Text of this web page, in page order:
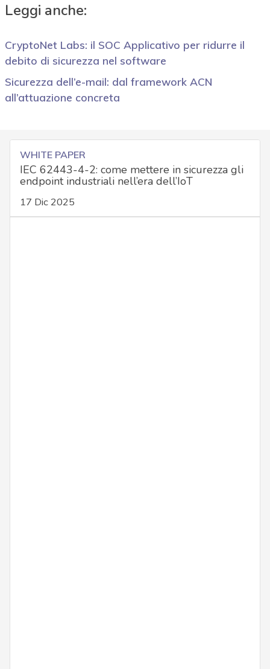
Leggi anche:
CryptoNet Labs: il SOC Applicativo per ridurre il
debito di sicurezza nel software
Sicurezza dell’e-mail: dal framework ACN
all’attuazione concreta
WHITE PAPER
IEC 62443-4-2: come mettere in sicurezza gli
endpoint industriali nell’era dell’IoT
17 Dic 2025